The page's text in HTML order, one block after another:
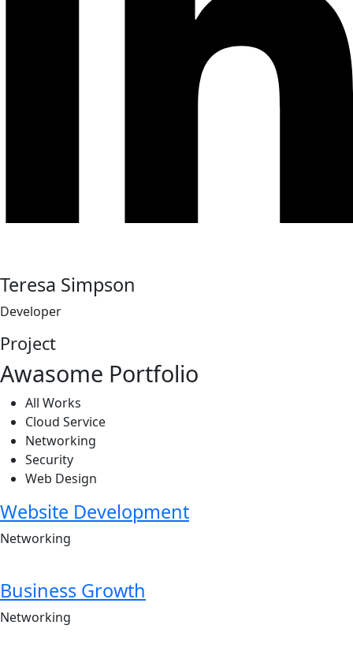
Teresa Simpson
Developer
Project
Awasome Portfolio
All Works
Cloud Service
Networking
Security
Web Design
Website Development
Networking
Business Growth
Networking